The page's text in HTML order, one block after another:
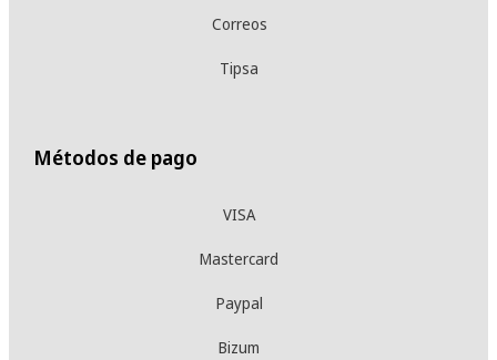
Correos
Tipsa
Métodos de pago
VISA
Mastercard
Paypal
Bizum